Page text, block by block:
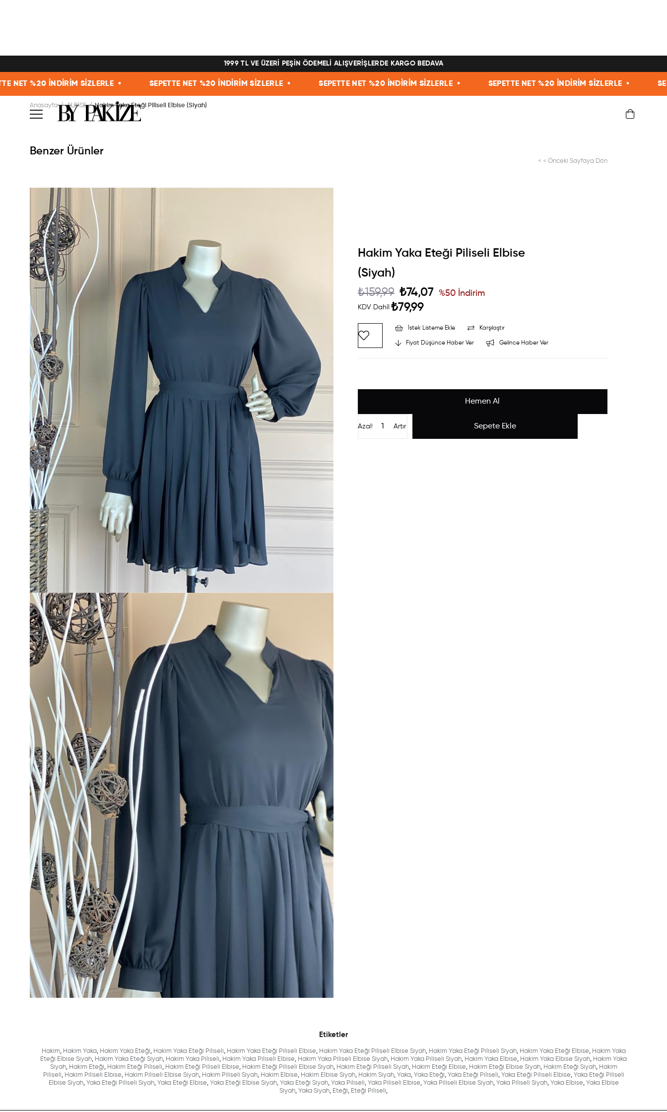
1999 TL VE ÜZERİ PEŞİN ÖDEMELİ ALIŞVERİŞLERDE KARGO BEDAVA
İNDİRİM SİZLERLE • SEPETTE NET %20 İNDİRİM SİZLERLE • SEPETTE NET %20 İNDİRİM SİZLERLE • SEPETTE NET %20 İNDİRİM SİZLERLE • SEPETTE
Anasayfa ELBİSE Hakim Yaka Eteği Piliseli Elbise (Siyah)
< < Önceki Sayfaya Dön
Benzer Ürünler
Hakim Yaka Eteği Piliseli Elbise
(Siyah)
₺159,99 ₺74,07
KDV Dahil ₺79,99
%50İndirim
İstek Listeme Ekle Karşılaştır
Fiyat Düşünce Haber Ver Gelince Haber Ver
Artır
Azalt
Etiketler
Hakim, Hakim Yaka, Hakim Yaka Eteği, Hakim Yaka Eteği Piliseli, Hakim Yaka Eteği Piliseli Elbise, Hakim Yaka Eteği Piliseli Elbise Siyah, Hakim Yaka Eteği Piliseli Siyah, Hakim Yaka Eteği Elbise, Hakim Yaka
Eteği Elbise Siyah, Hakim Yaka Eteği Siyah, Hakim Yaka Piliseli, Hakim Yaka Piliseli Elbise, Hakim Yaka Piliseli Elbise Siyah, Hakim Yaka Piliseli Siyah, Hakim Yaka Elbise, Hakim Yaka Elbise Siyah, Hakim Yaka
Siyah, Hakim Eteği, Hakim Eteği Piliseli, Hakim Eteği Piliseli Elbise, Hakim Eteği Piliseli Elbise Siyah, Hakim Eteği Piliseli Siyah, Hakim Eteği Elbise, Hakim Eteği Elbise Siyah, Hakim Eteği Siyah, Hakim
Piliseli, Hakim Piliseli Elbise, Hakim Piliseli Elbise Siyah, Hakim Piliseli Siyah, Hakim Elbise, Hakim Elbise Siyah, Hakim Siyah, Yaka, Yaka Eteği, Yaka Eteği Piliseli, Yaka Eteği Piliseli Elbise, Yaka Eteği Piliseli
Elbise Siyah, Yaka Eteği Piliseli Siyah, Yaka Eteği Elbise, Yaka Eteği Elbise Siyah, Yaka Eteği Siyah, Yaka Piliseli, Yaka Piliseli Elbise, Yaka Piliseli Elbise Siyah, Yaka Piliseli Siyah, Yaka Elbise, Yaka Elbise
Siyah, Yaka Siyah, Eteği, Eteği Piliseli,